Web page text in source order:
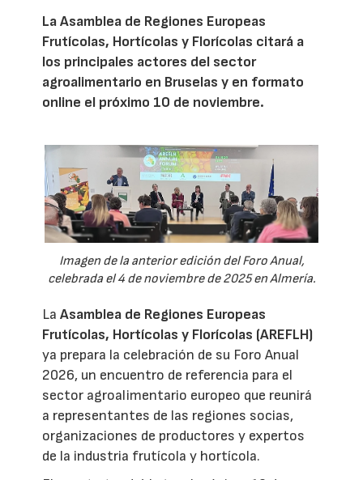
La Asamblea de Regiones Europeas
Frutícolas, Hortícolas y Florícolas citará a
los principales actores del sector
agroalimentario en Bruselas y en formato
online el próximo 10 de noviembre.
Imagen de la anterior edición del Foro Anual,
celebrada el 4 de noviembre de 2025 en Almería.
LaAsamblea de Regiones Europeas
Frutícolas, Hortícolas y Florícolas (AREFLH)
ya prepara la celebración de su Foro Anual
2026, un encuentro de referencia para el
sector agroalimentario europeo que reunirá
a representantes de las regiones socias,
organizaciones de productores y expertos
de la industria frutícola y hortícola.